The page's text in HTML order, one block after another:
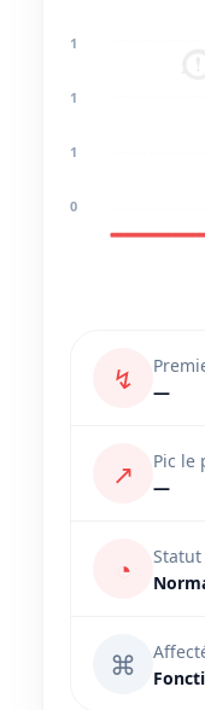
1
1
1
0
↯
—
↗
Pic le
—
◔
Statut
⌘